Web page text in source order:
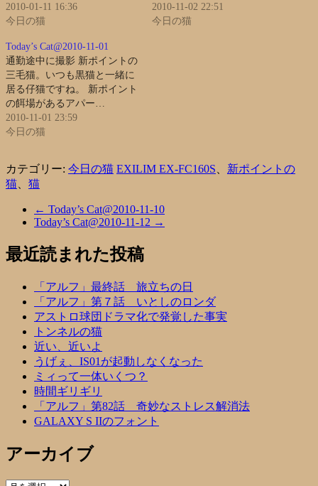
2010-01-11 16:36
今日の猫
2010-11-02 22:51
今日の猫
Today’s Cat@2010-11-01
通勤途中に撮影 新ポイントの
三毛猫。いつも黒猫と一緒に
居る仔猫ですね。 新ポイント
の餌場があるアパー…
2010-11-01 23:59
今日の猫
カテゴリー: 今日の猫 EXILIM EX-FC160S
新ポイントの
猫
猫
← Today’s Cat@2010-11-10
Today’s Cat@2010-11-12 →
最近読まれた投稿
「アルフ」最終話 旅立ちの日
「アルフ」第７話 いとしのロンダ
アストロ球団ドラマ化で発覚した事実
トンネルの猫
近い、近いよ
うげぇ、IS01が起動しなくなった
ミィって一体いくつ？
時間ギリギリ
「アルフ」第82話 奇妙なストレス解消法
GALAXY S IIのフォント
アーカイブ